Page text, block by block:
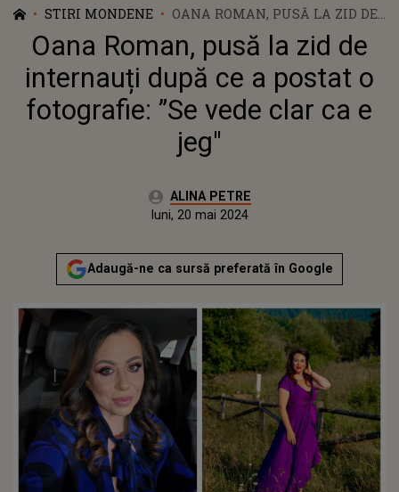
STIRI MONDENE
OANA ROMAN, PUSĂ LA ZID DE
INTERNAUȚI DUPĂ CE A
POSTAT O FOTOGRAFIE: ”SE VEDE
CLAR CA E JEG"
Oana Roman, pusă la zid de
internauți după ce a postat o
fotografie: ”Se vede clar ca e
jeg"
Autor:ALINA PETRE
Publicat:
luni, 20 mai 2024
Adaugă-ne ca sursă preferată în Google